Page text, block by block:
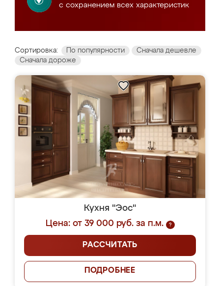
с сохранением всех характеристик
Сортировка: По популярности
Сначала дешевле
Сначала дороже
Кухня "Эос"
Цена: от 39 000 руб. за п.м.
?
РАССЧИТАТЬ
ПОДРОБНЕЕ